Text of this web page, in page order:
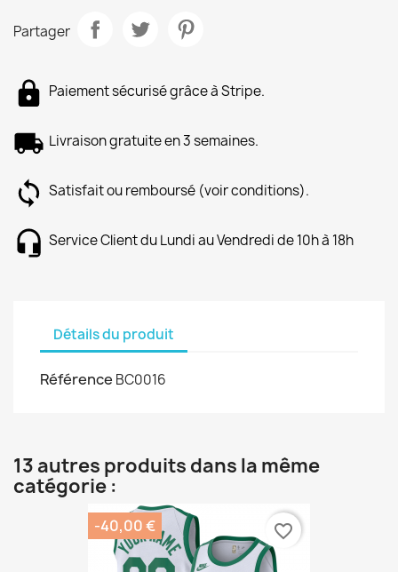
Partager
Paiement sécurisé grâce à Stripe.
Livraison gratuite en 3 semaines.
Satisfait ou remboursé (voir conditions).
Service Client du Lundi au Vendredi de 10h à 18h
Détails du produit
Référence BC0016
13 autres produits dans la même
catégorie :
-40,00 € favorite_border